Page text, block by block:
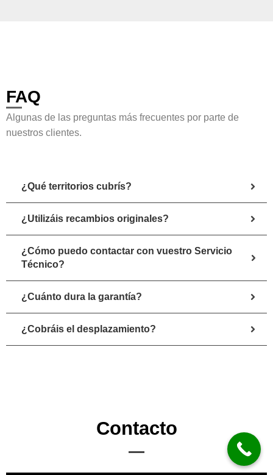
FAQ
Algunas de las preguntas más frecuentes por parte de
nuestros clientes.
¿Qué territorios cubrís?
¿Utilizáis recambios originales?
¿Cómo puedo contactar con vuestro Servicio
Técnico?
¿Cuánto dura la garantía?
¿Cobráis el desplazamiento?
Contacto